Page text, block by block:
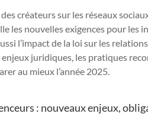
créateurs sur les réseaux
les nouvelles exigences pour les
l’impact de la loi sur les
juridiques, les pratiques
au mieux l’année 2025.
: nouveaux enjeux,